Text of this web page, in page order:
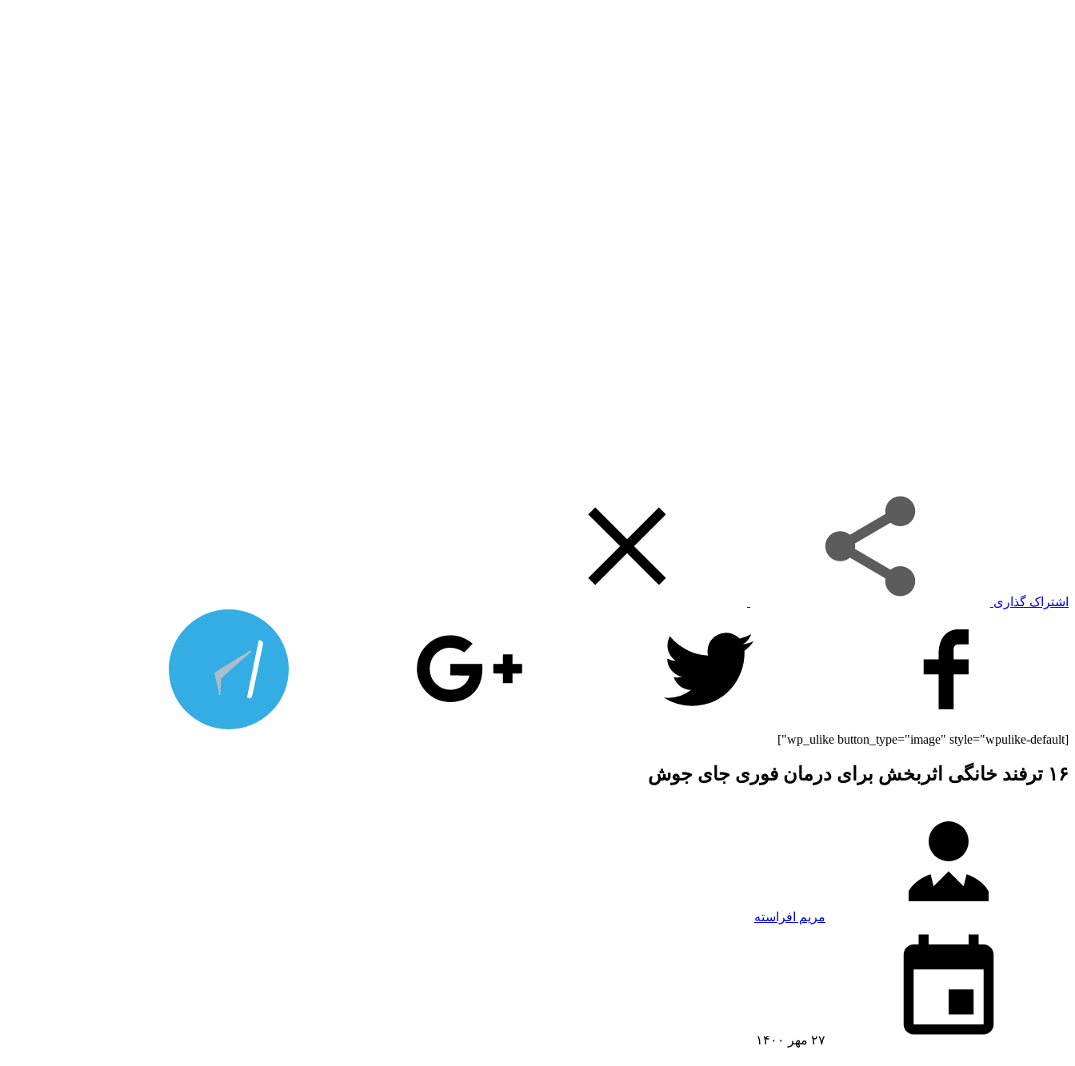
اشتراک گذاری
[wp_ulike button_type="image" style="wpulike-default"]
۱۶ ترفند خانگی اثربخش برای درمان فوری جای جوش
مریم افراسته
۲۷ مهر ۱۴۰۰